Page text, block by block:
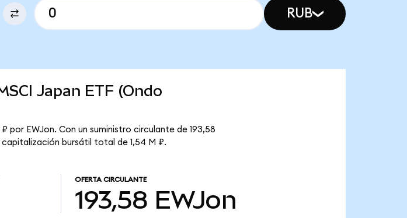
RUB
Japan ETF (Ondo
por EWJon. Con un suministro circulante de 193,58
capitalización bursátil total de 1,54 M ₽.
OFERTA CIRCULANTE
193,58 EWJon